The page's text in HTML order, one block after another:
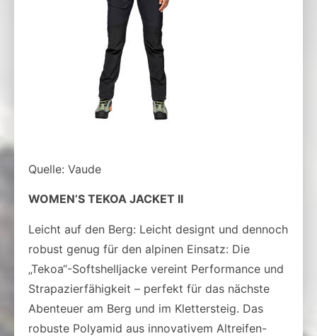
Quelle: Vaude
WOMEN’S TEKOA JACKET II
Leicht auf den Berg: Leicht designt und dennoch
robust genug für den alpinen Einsatz: Die
„Tekoa“-Softshelljacke vereint Performance und
Strapazierfähigkeit – perfekt für das nächste
Abenteuer am Berg und im Klettersteig. Das
robuste Polyamid aus innovativem Altreifen-